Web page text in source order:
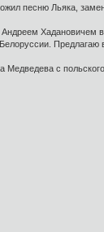
песню Льяка,
Хадановичем
Предлагаю
с